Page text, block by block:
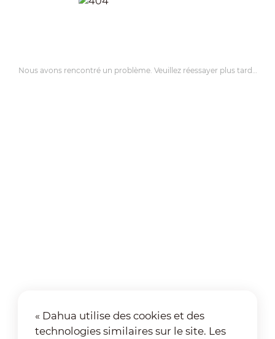
Nous avons rencontré un problème. Veuillez réessayer plus tard…
« Dahua utilise des cookies et des
technologies similaires sur le site. Les